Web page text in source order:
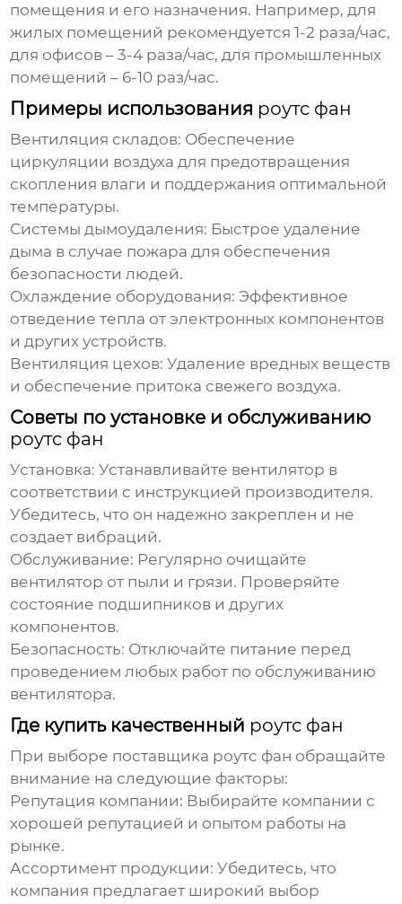
помещения и его назначения. Например, для
жилых помещений рекомендуется 1-2 раза/час,
для офисов – 3-4 раза/час, для промышленных
помещений – 6-10 раз/час.
Примеры использования роутс фан
Вентиляция складов: Обеспечение
циркуляции воздуха для предотвращения
скопления влаги и поддержания оптимальной
температуры.
Системы дымоудаления: Быстрое удаление
дыма в случае пожара для обеспечения
безопасности людей.
Охлаждение оборудования: Эффективное
отведение тепла от электронных компонентов
и других устройств.
Вентиляция цехов: Удаление вредных веществ
и обеспечение притока свежего воздуха.
Советы по установке и обслуживанию
роутс фан
Установка: Устанавливайте вентилятор в
соответствии с инструкцией производителя.
Убедитесь, что он надежно закреплен и не
создает вибраций.
Обслуживание: Регулярно очищайте
вентилятор от пыли и грязи. Проверяйте
состояние подшипников и других
компонентов.
Безопасность: Отключайте питание перед
проведением любых работ по обслуживанию
вентилятора.
Где купить качественный роутс фан
При выборе поставщика роутс фан обращайте
внимание на следующие факторы:
Репутация компании: Выбирайте компании с
хорошей репутацией и опытом работы на
рынке.
Ассортимент продукции: Убедитесь, что
компания предлагает широкий выбор